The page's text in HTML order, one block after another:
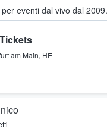
eventi dal vivo dal 2009.
e vendono
am Main, HE